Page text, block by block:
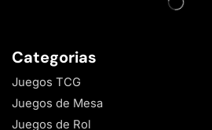
Categorias
Juegos TCG
Juegos de Mesa
Juegos de Rol